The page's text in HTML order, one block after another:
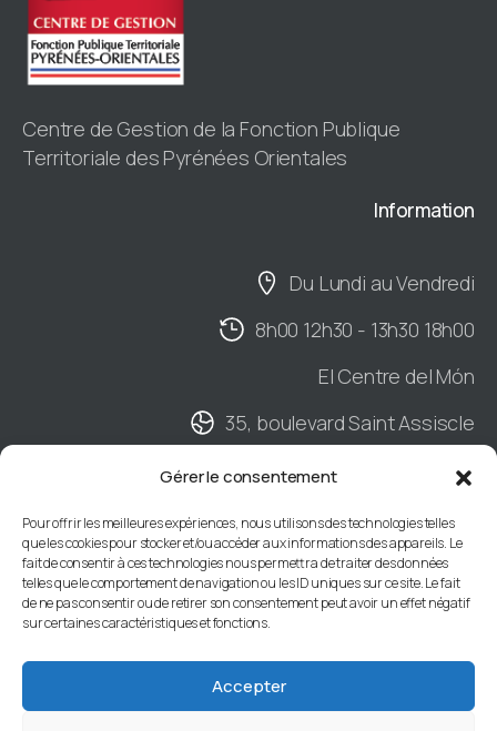
Gérer le consentement
Pour offrir les meilleures expériences, nous utilisons des technologies telles
que les cookies pour stocker et/ou accéder aux informations des appareils. Le
fait de consentir à ces technologies nous permettra de traiter des données
telles que le comportement de navigation ou les ID uniques sur ce site. Le fait
de ne pas consentir ou de retirer son consentement peut avoir un effet négatif
sur certaines caractéristiques et fonctions.
Accepter
Centre de Gestion de la Fonction Publique
Territoriale des Pyrénées Orientales
Information
Du Lundi au Vendredi
8h00 12h30 - 13h30 18h00
El Centre del Món
35, boulevard Saint Assiscle
Hall B - 2ème étage
BP901 - 66020 PERPIGNAN Cedex
04 68 34 88 66
Mentions légales|Accessibilité : non
conforme